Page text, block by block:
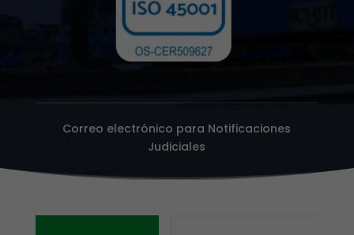
Correo electrónico para Notificaciones
Judiciales